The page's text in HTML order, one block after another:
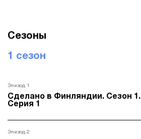
Сезоны
1 сезон
Эпизод 1
Сделано в Финляндии. Сезон 1.
Серия 1
Эпизод 2